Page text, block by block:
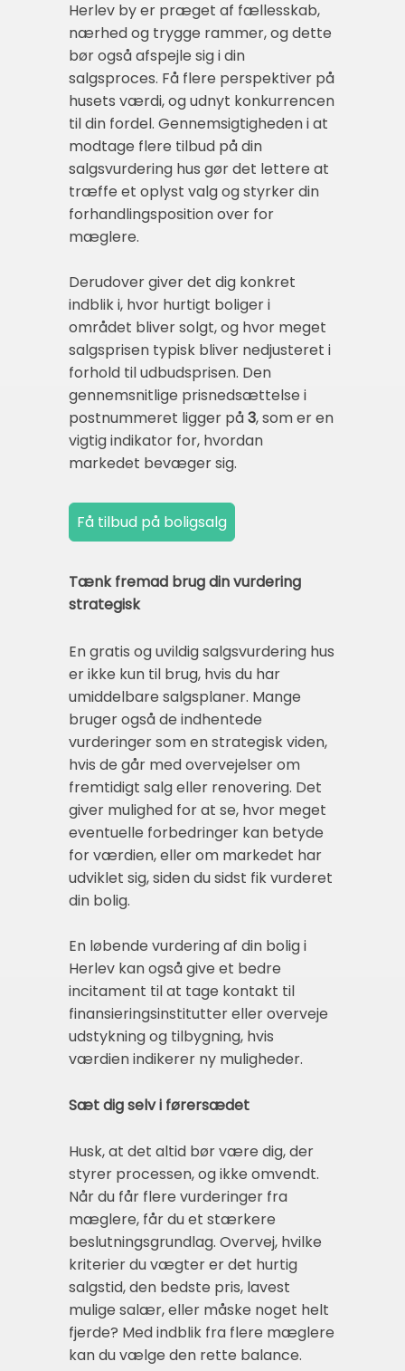
Herlev by er præget af fællesskab,
nærhed og trygge rammer, og dette
bør også afspejle sig i din
salgsproces. Få flere perspektiver på
husets værdi, og udnyt konkurrencen
til din fordel. Gennemsigtigheden i at
modtage flere tilbud på din
salgsvurdering hus gør det lettere at
træffe et oplyst valg og styrker din
forhandlingsposition over for
mæglere.
Derudover giver det dig konkret
indblik i, hvor hurtigt boliger i
området bliver solgt, og hvor meget
salgsprisen typisk bliver nedjusteret i
forhold til udbudsprisen. Den
gennemsnitlige prisnedsættelse i
postnummeret ligger på3, som er en
vigtig indikator for, hvordan
markedet bevæger sig.
Tænk fremad brug din vurdering
strategisk
En gratis og uvildig salgsvurdering hus
er ikke kun til brug, hvis du har
umiddelbare salgsplaner. Mange
bruger også de indhentede
vurderinger som en strategisk viden,
hvis de går med overvejelser om
fremtidigt salg eller renovering. Det
giver mulighed for at se, hvor meget
eventuelle forbedringer kan betyde
for værdien, eller om markedet har
udviklet sig, siden du sidst fik vurderet
din bolig.
En løbende vurdering af din bolig i
Herlev kan også give et bedre
incitament til at tage kontakt til
finansieringsinstitutter eller overveje
udstykning og tilbygning, hvis
værdien indikerer ny muligheder.
Sæt dig selv i førersædet
Husk, at det altid bør være dig, der
styrer processen, og ikke omvendt.
Når du får flere vurderinger fra
mæglere, får du et stærkere
beslutningsgrundlag. Overvej, hvilke
kriterier du vægter er det hurtig
salgstid, den bedste pris, lavest
mulige salær, eller måske noget helt
fjerde? Med indblik fra flere mæglere
kan du vælge den rette balance.